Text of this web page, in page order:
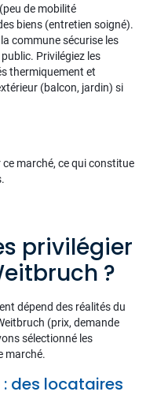
de mobilité
biens (entretien soigné).
commune sécurise les
Privilégiez les
thermiquement et
(balcon, jardin) si
marché, ce qui constitue
privilégier
?
dépend des réalités du
(prix, demande
sélectionné les
marché.
des locataires